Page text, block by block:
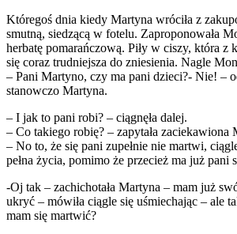
Któregoś dnia kiedy Martyna wróciła z
smutną, siedzącą w fotelu. Zaproponowała
herbatę pomarańczową. Piły w ciszy, która z
się coraz trudniejsza do zniesienia. Nagle
– Pani Martyno, czy ma pani dzieci?- Nie! –
stanowczo Martyna.
– I jak to pani robi? – ciągnęła dalej.
– Co takiego robię? – zapytała zaciekawiona
– No to, że się pani zupełnie nie martwi,
pełna życia, pomimo że przecież ma już pani
-Oj tak – zachichotała Martyna – mam już
ukryć – mówiła ciągle się uśmiechając – ale
mam się martwić?